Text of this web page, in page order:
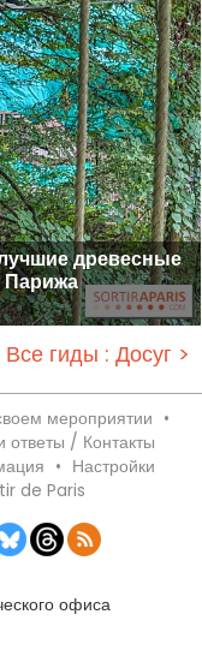
древесные
Парижа
Все гиды : Досуг >
мероприятии •
ответы / Контакты
• Настройки
de Paris
офиса